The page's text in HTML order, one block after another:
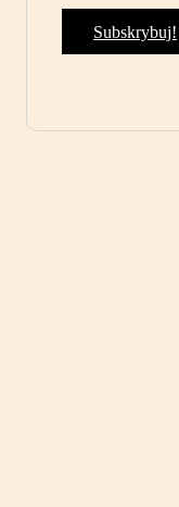
Subskrybuj!